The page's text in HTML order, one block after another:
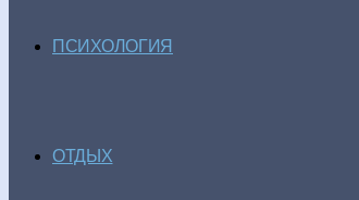
ПСИХОЛОГИЯ
ОТДЫХ